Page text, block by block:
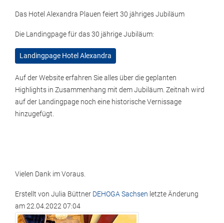
Das Hotel Alexandra Plauen feiert 30 jähriges Jubiläum
Die Landingpage für das 30 jährige Jubiläum:
Landingpage Hotel Alexandra
Auf der Website erfahren Sie alles über die geplanten
Highlights in Zusammenhang mit dem Jubiläum. Zeitnah wird
auf der Landingpage noch eine historische Vernissage
hinzugefügt.
Vielen Dank im Voraus.
Erstellt von Julia Büttner DEHOGA Sachsen letzte Änderung
am22.04.2022 07:04